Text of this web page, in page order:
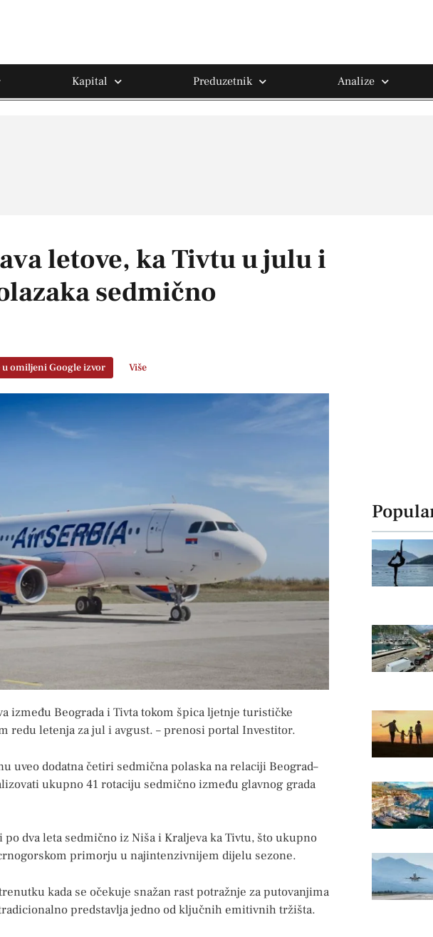
Kapital Preduzetnik Analize
letove, ka Tivtu u julu i
sedmično
omiljeni Google izvor Više
između Beograda i Tivta tokom špica ljetnje turističke
redu letenja za jul i avgust. – prenosi portal Investitor.
uveo dodatna četiri sedmična polaska na relaciji Beograd–
ukupno 41 rotaciju sedmično između glavnog grada
po dva leta sedmično iz Niša i Kraljeva ka Tivtu, što ukupno
primorju u najintenzivnijem dijelu sezone.
kada se očekuje snažan rast potražnje za putovanjima
predstavlja jedno od ključnih emitivnih tržišta.